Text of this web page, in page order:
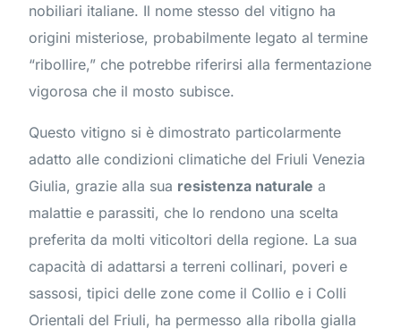
nobiliari italiane. Il nome stesso del vitigno ha
origini misteriose, probabilmente legato al termine
“ribollire,” che potrebbe riferirsi alla fermentazione
vigorosa che il mosto subisce.
Questo vitigno si è dimostrato particolarmente
adatto alle condizioni climatiche del Friuli Venezia
Giulia, grazie alla sua resistenza naturale a
malattie e parassiti, che lo rendono una scelta
preferita da molti viticoltori della regione. La sua
capacità di adattarsi a terreni collinari, poveri e
sassosi, tipici delle zone come il Collio e i Colli
Orientali del Friuli, ha permesso alla ribolla gialla